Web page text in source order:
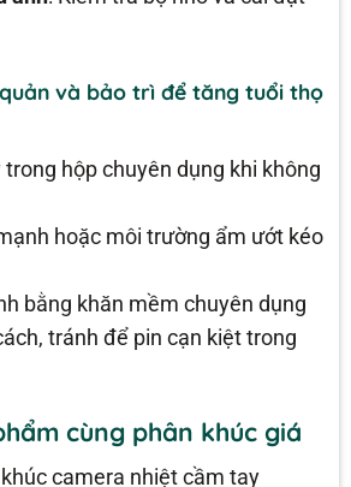
và bảo trì để tăng tuổi thọ
trong hộp chuyên dụng khi không
hoặc môi trường ẩm ướt kéo
bằng khăn mềm chuyên dụng
tránh để pin cạn kiệt trong
cùng phân khúc giá
camera nhiệt cầm tay